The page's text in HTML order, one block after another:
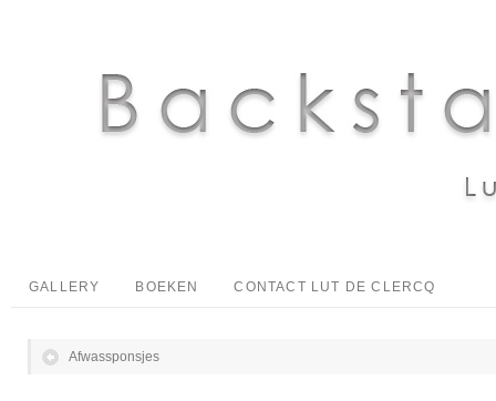
GALLERY BOEKEN CONTACT LUT DE CLERCQ
Afwassponsjes